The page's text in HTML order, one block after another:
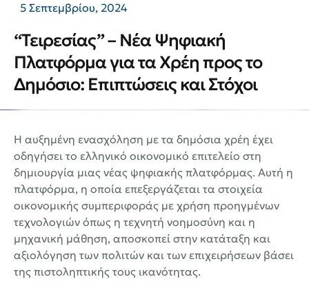
5 Σεπτεμβρίου, 2024
“Τειρεσίας” – Νέα Ψηφιακή
Πλατφόρμα για τα Χρέη προς το
Δημόσιο: Επιπτώσεις και Στόχοι
Η αυξημένη ενασχόληση με τα δημόσια χρέη έχει
οδηγήσει το ελληνικό οικονομικό επιτελείο στη
δημιουργία μιας νέας ψηφιακής πλατφόρμας. Αυτή η
πλατφόρμα, η οποία επεξεργάζεται τα στοιχεία
οικονομικής συμπεριφοράς με χρήση προηγμένων
τεχνολογιών όπως η τεχνητή νοημοσύνη και η
μηχανική μάθηση, αποσκοπεί στην κατάταξη και
αξιολόγηση των πολιτών και των επιχειρήσεων βάσει
της πιστοληπτικής τους ικανότητας.